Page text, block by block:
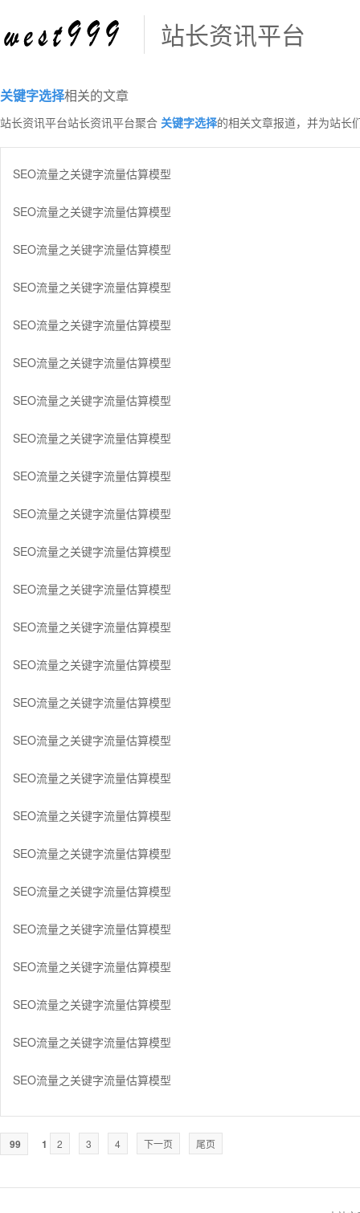
站长资讯平台
关键字选择相关的文章
站长资讯平台站长资讯平台聚合 关键字选择的相关文章报道，并为站长
SEO流量之关键字流量估算模型
SEO流量之关键字流量估算模型
SEO流量之关键字流量估算模型
SEO流量之关键字流量估算模型
SEO流量之关键字流量估算模型
SEO流量之关键字流量估算模型
SEO流量之关键字流量估算模型
SEO流量之关键字流量估算模型
SEO流量之关键字流量估算模型
SEO流量之关键字流量估算模型
SEO流量之关键字流量估算模型
SEO流量之关键字流量估算模型
SEO流量之关键字流量估算模型
SEO流量之关键字流量估算模型
SEO流量之关键字流量估算模型
SEO流量之关键字流量估算模型
SEO流量之关键字流量估算模型
SEO流量之关键字流量估算模型
SEO流量之关键字流量估算模型
SEO流量之关键字流量估算模型
SEO流量之关键字流量估算模型
SEO流量之关键字流量估算模型
SEO流量之关键字流量估算模型
SEO流量之关键字流量估算模型
SEO流量之关键字流量估算模型
99 1 2 3 4 下一页 尾页